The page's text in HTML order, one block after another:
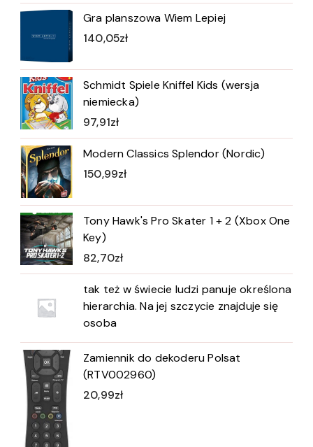
Gra planszowa Wiem Lepiej
140,05zł
Schmidt Spiele Kniffel Kids (wersja
niemiecka)
97,91zł
Modern Classics Splendor (Nordic)
150,99zł
Tony Hawk's Pro Skater 1 + 2 (Xbox One
Key)
82,70zł
tak też w świecie ludzi panuje określona
hierarchia. Na jej szczycie znajduje się
osoba
Zamiennik do dekoderu Polsat
(RTV002960)
20,99zł